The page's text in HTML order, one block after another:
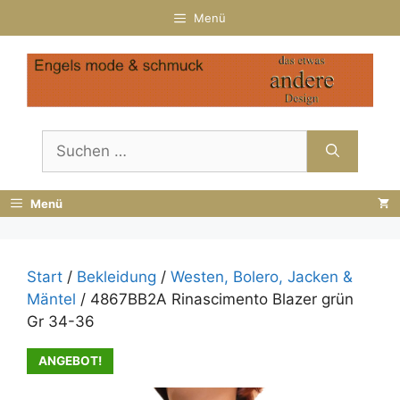
Inhalt
springen
Menü
nach:
Menü
Start / Bekleidung / Westen, Bolero, Jacken &
Mäntel / 4867BB2A Rinascimento Blazer grün
Gr 34-36
ANGEBOT!